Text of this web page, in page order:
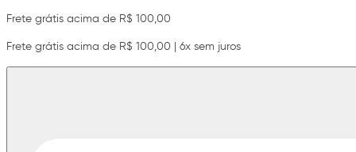
Frete grátis acima de R$ 100,00
Frete grátis acima de R$ 100,00 | 6x sem juros